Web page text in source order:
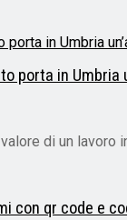
in Umbria
di un lavoro
con qr code e